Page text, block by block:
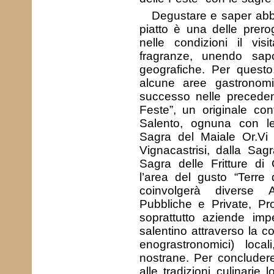
Degustare e saper
piatto è una delle
nelle condizioni il
fragranze, unendo
geografiche. Per
alcune aree
successo nelle
Feste”, un originale
Salento, ognuna con
Sagra del Maiale Or.Vi
Vignacastrisi, dalla
Sagra delle Fritture di
l’area del gusto
coinvolgerà diverse
Pubbliche e Private,
soprattutto aziende
salentino attraverso la
enograstronomici)
nostrane. Per
alle tradizioni culinarie